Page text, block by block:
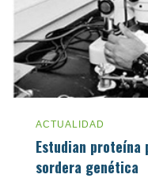
ACTUALIDAD
Estudian
sordera genética